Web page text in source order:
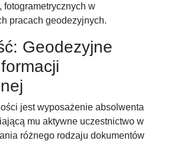
fotogrametrycznych w
pracach geodezyjnych.
Geodezyjne
jest wyposażenie absolwenta
mu aktywne uczestnictwo w
różnego rodzaju dokumentów